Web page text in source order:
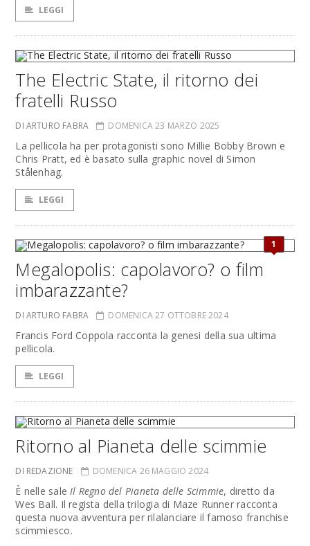
LEGGI
The Electric State, il ritorno dei
fratelli Russo
DI ARTURO FABRA DOMENICA 23 MARZO 2025
La pellicola ha per protagonisti sono Millie Bobby Brown e
Chris Pratt, ed è basato sulla graphic novel di Simon
Stålenhag.
LEGGI
1
Megalopolis: capolavoro? o film
imbarazzante?
DI ARTURO FABRA DOMENICA 27 OTTOBRE 2024
Francis Ford Coppola racconta la genesi della sua ultima
pellicola.
LEGGI
Ritorno al Pianeta delle scimmie
DI REDAZIONE DOMENICA 26 MAGGIO 2024
È nelle saleIl Regno del Pianeta delle Scimmie, diretto da
Wes Ball. Il regista della trilogia di Maze Runner racconta
questa nuova avventura per rilalanciare il famoso franchise
scimmiesco.